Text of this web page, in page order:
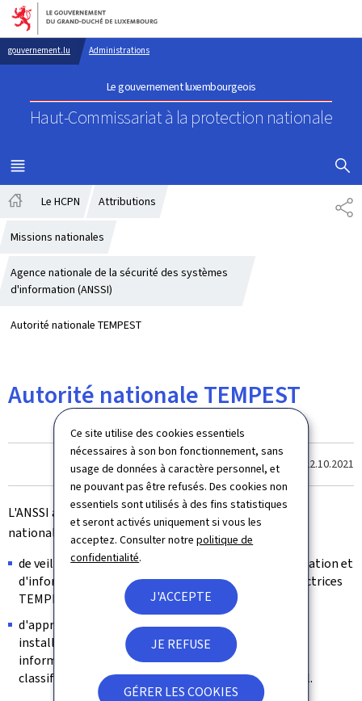
Ce site utilise des cookies essentiels
nécessaires à son bon fonctionnement, sans
usage de données à caractère personnel, et
ne pouvant pas être refusés. Des cookies non
essentiels sont utilisés à des fins statistiques
et seront activés uniquement si vous les
acceptez. Consulter notrepolitique de
confidentialité.
J'ACCEPTE
JE REFUSE
GÉRER LES COOKIES
Aller au menu principal
Aller au contenu
gouvernement.lu Administrations
Le gouvernement luxembourgeois
Haut-Commissariat à la protection nationale
MENU
PRINCIPAL
Le HCPN Attributions
Missions nationales
Agence nationale de la sécurité des systèmes
d'information (ANSSI)
Autorité nationale TEMPEST
Autorité nationale TEMPEST
Dernière modification le 22.10.2021
L'ANSSI a pour mission d'assurer la fonction d'autorité
nationale TEMPEST (NTA), par laquelle il lui incombe:
de veiller à la conformité des systèmes de communication et
d'information classifiés aux stratégies et lignes directrices
TEMPEST;
d'approuver les contre-mesures TEMPEST pour les
installations et les produits destinés à protéger des
informations classifiées jusqu'à un certain niveau de
classification dans leur environnement opérationnel.